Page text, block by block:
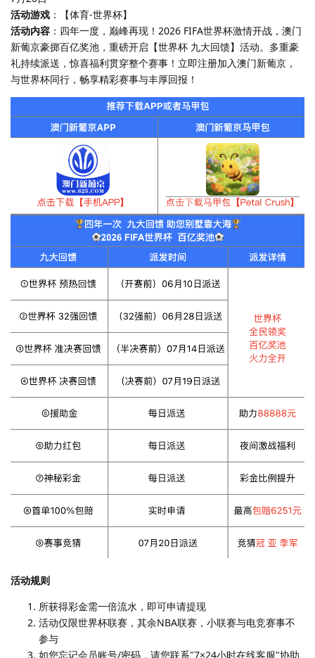
活动游戏 ：【体育-世界杯】
活动内容 ：四年一度，巅峰再现！2026 FIFA世界杯激情开战，澳门
新葡京豪掷百亿奖池，重磅开启【世界杯 九大回馈】活动。多重豪
礼持续派送，惊喜福利贯穿整个赛事！立即注册加入澳门新葡京，
与世界杯同行，畅享精彩赛事与丰厚回报！
活动规则
所获得彩金需一倍流水，即可申请提现
活动仅限世界杯联赛，其余NBA联赛，小联赛与电竞赛事不
参与
如您忘记会员账号/密码，请您联系"7×24小时在线客服"协助